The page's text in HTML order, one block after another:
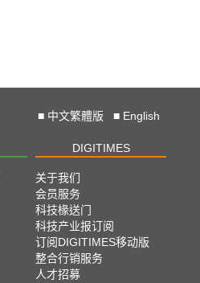
■ 中文繁體版 ■ English
DIGITIMES
关于我们
会员服务
科技椽送门
科技产业报订阅
订阅DIGITIMES移动版
整合行销服务
人才招募